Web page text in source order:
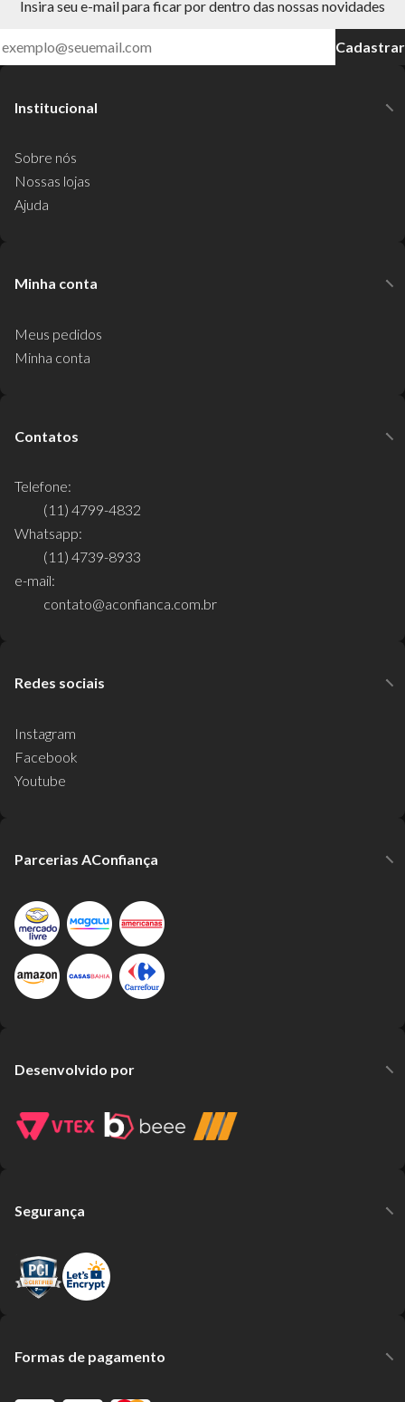
Insira seu e-mail para ficar por dentro das nossas novidades
Cadastrar
Institucional
Sobre nós
Nossas lojas
Ajuda
Minha conta
Meus pedidos
Minha conta
Contatos
Telefone:
(11) 4799-4832
Whatsapp:
(11) 4739-8933
e-mail:
contato@aconfianca.com.br
Redes sociais
Instagram
Facebook
Youtube
Parcerias AConfiança
Desenvolvido por
Segurança
Formas de pagamento